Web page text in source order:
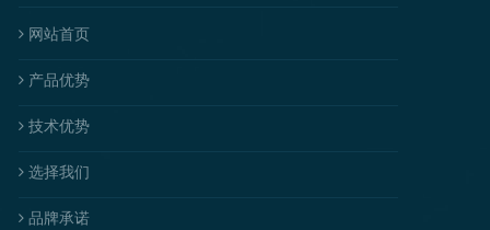
网站首页
产品优势
技术优势
选择我们
品牌承诺